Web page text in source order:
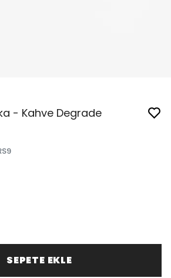
- Kahve Degrade
SEPETE EKLE